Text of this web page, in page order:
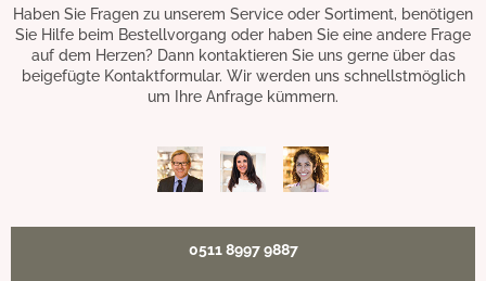
Haben Sie Fragen zu unserem Service oder Sortiment, benötigen
Sie Hilfe beim Bestellvorgang oder haben Sie eine andere Frage
auf dem Herzen? Dann kontaktieren Sie uns gerne über das
beigefügte Kontaktformular. Wir werden uns schnellstmöglich
um Ihre Anfrage kümmern.
0511 8997 9887